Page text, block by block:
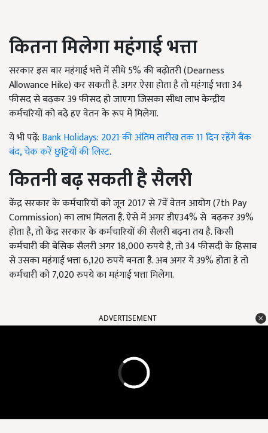
कितना मिलेगा महंगाई भत्ता
सरकार इस बार महंगाई भत्ते में सीधे 5% की बढ़ोतरी (Dearness
Allowance Hike) कर सकती है. अगर ऐसा होता है तो महंगाई भत्ता 34
फीसद से बढ़कर 39 फीसद हो जाएगा जिसका सीधा लाभ केन्द्रीय
कर्मचरियों को बढ़े हए वेतन के रूप में मिलेगा.
ये भी पढ़ें: Bank Holidays: 2021 की अंतिम तारीख तक 11 दिन रहेंगे बैंक
बंद, चेक करें छुट्टियों की लिस्ट.
कितनी बढ़ सकती है सैलरी
केंद्र सरकार के कर्मचारियों को जून 2017 से 7वें वेतन आयोग (7th Pay
Commission) का लाभ मिलता है. ऐसे में अगर डीए34% से बढ़कर 39%
होता है, तो केंद्र सरकार के कर्मचारियों की सैलरी बढ़ना तय है. किसी
कर्मचारी की बेसिक सैलरी अगर 18,000 रुपये है, तो 34 फीसदी के हिसाब
से उसका महंगाई भत्ता 6,120 रुपये बनता है. अब अगर ये 39% होता हे तो
कर्मचारी को 7,020 रुपये का महंगाई भत्ता मिलेगा.
ADVERTISEMENT